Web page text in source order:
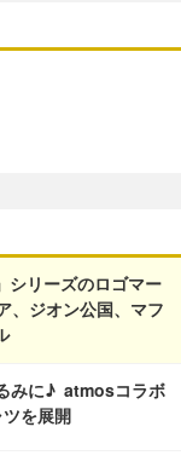
シリーズのロゴマー
、ジオン公国、マフ
みに♪ atmosコラボ
を展開